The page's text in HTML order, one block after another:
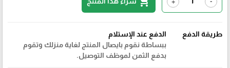
طريقة الدفع
الدفع عند الإستلام
ببساطة نقوم بايصال المنتج لغاية منزلك وتقوم
بدفع الثمن لموظف التوصيل.